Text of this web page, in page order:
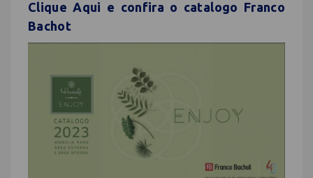
Clique Aqui e confira o catalogo Franco
Bachot